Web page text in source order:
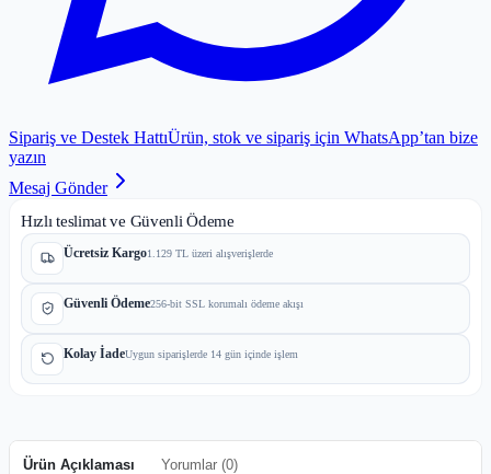
Sipariş ve Destek HattıÜrün, stok ve sipariş için WhatsApp’tan bize
yazın
Mesaj Gönder
Hızlı teslimat ve Güvenli Ödeme
Ücretsiz Kargo1.129 TL üzeri alışverişlerde
Güvenli Ödeme256-bit SSL korumalı ödeme akışı
Kolay İadeUygun siparişlerde 14 gün içinde işlem
Ürün Açıklaması Yorumlar (0)